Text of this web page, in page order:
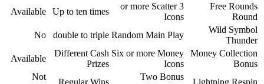
Free Rounds
Round
3 or more Scatter
Icons
Up to ten times
Available
Wild Symbol
Thunder
Random Main Play
double to triple
No
Money Collection
Bonus
Six or more Money
Icons
Different Cash
Prizes
Available
Lightning Respin
Two Bonus
Regular Wins
Not